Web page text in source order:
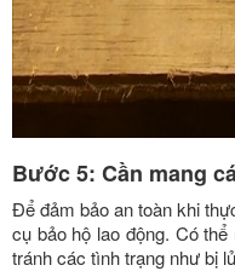
Bước 5: Cần mang
Để đảm bảo an toàn khi
cụ bảo hộ lao động. Có
tránh các tình trạng như bị